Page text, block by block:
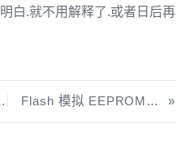
白.就不用解释了.或者日后再
Flash 模拟 EEPROM 可靠性探讨